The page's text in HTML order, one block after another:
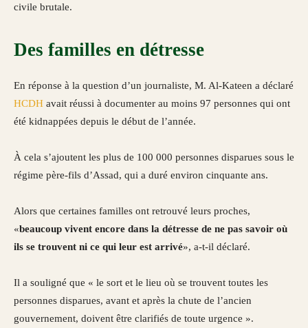
civile brutale.
Des familles en détresse
En réponse à la question d’un journaliste, M. Al-Kateen a déclaré
HCDH avait réussi à documenter au moins 97 personnes qui ont
été kidnappées depuis le début de l’année.
À cela s’ajoutent les plus de 100 000 personnes disparues sous le
régime père-fils d’Assad, qui a duré environ cinquante ans.
Alors que certaines familles ont retrouvé leurs proches,
«beaucoup vivent encore dans la détresse de ne pas savoir où
ils se trouvent ni ce qui leur est arrivé», a-t-il déclaré.
Il a souligné que « le sort et le lieu où se trouvent toutes les
personnes disparues, avant et après la chute de l’ancien
gouvernement, doivent être clarifiés de toute urgence ».